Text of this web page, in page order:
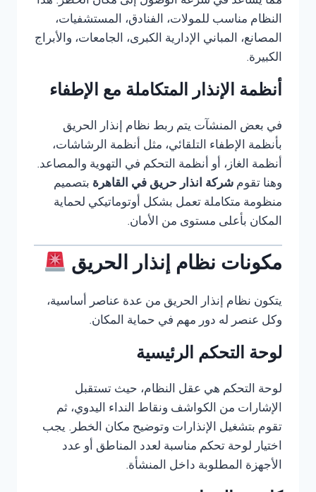
النظام مناسب للمولات، الفنادق، المستشفيات،
المصانع، المباني الإدارية الكبرى، الجامعات، والأبراج
الكبيرة.
أنظمة الإنذار المتكاملة مع الإطفاء
في بعض المنشآت يتم ربط نظام إنذار الحريق
بأنظمة الإطفاء التلقائي، مثل أنظمة الرشاشات،
أنظمة الغاز، أو أنظمة التحكم في التهوية والمصاعد.
وهنا تقوم شركة انذار حريق في القاهرة بتصميم
منظومة متكاملة تعمل بشكل أوتوماتيكي لحماية
المكان بأعلى مستوى من الأمان.
مكونات نظام إنذار الحريق
يتكون نظام إنذار الحريق من عدة عناصر أساسية،
وكل عنصر له دور مهم في حماية المكان.
لوحة التحكم الرئيسية
لوحة التحكم هي عقل النظام، حيث تستقبل
الإشارات من الكواشف ونقاط النداء اليدوي، ثم
تقوم بتشغيل الإنذارات وتوضيح مكان الخطر. يجب
اختيار لوحة تحكم مناسبة لعدد المناطق أو عدد
الأجهزة المطلوبة داخل المنشأة.